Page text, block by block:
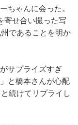
ちゃんに会った。
寄せ合い撮った写
であることを明か
サプライズすぎ
と橋本さんが心配
続けてリプライし